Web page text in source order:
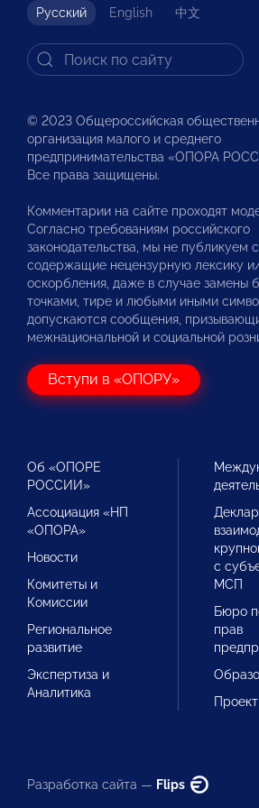
Русский English 中文
© 2023 Общероссийская
организация малого и среднего
предпринимательства «ОПОРА
Все права защищены.
Комментарии на сайте проходят
Согласно требованиям российского
законодательства, мы не публикуем
содержащие нецензурную лексику
оскорбления, даже в случае замены
точками, тире и любыми иными
допускаются сообщения,
межнациональной и социальной
Вступи в «ОПОРУ»
Об «ОПОРЕ
РОССИИ»
Ассоциация «НП
«ОПОРА»
Новости
Комитеты и
Комиссии
Региональное
развитие
Экспертиза и
Аналитика
с
МСП
Бюро
прав
Разработка сайта — Flips